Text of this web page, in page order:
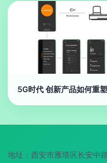
5G时代 创新产品如何重
地址：西安市雁塔区长安中